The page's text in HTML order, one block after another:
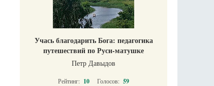
Учась благодарить Бога: педагогика
путешествий по Руси-матушке
Петр Давыдов
Рейтинг: 10 Голосов: 59